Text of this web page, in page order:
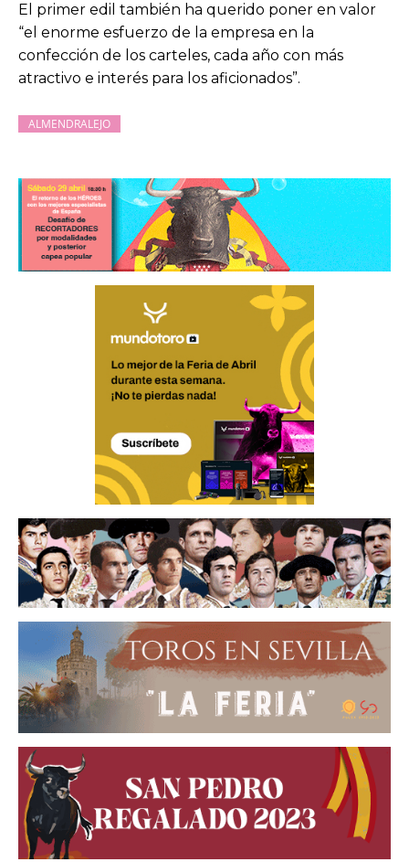
El primer edil también ha querido poner en valor
“el enorme esfuerzo de la empresa en la
confección de los carteles, cada año con más
atractivo e interés para los aficionados”.
ALMENDRALEJO